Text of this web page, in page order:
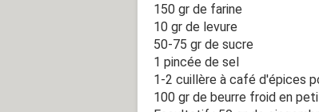
150 gr de farine
10 gr de levure
50-75 gr de sucre
1 pincée de sel
1-2 cuillère à café d'épices
100 gr de beurre froid en